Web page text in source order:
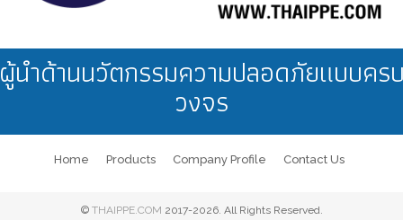
นำด้านนวัตกรรมความปลอดภัยแบบคร
วงจร
Home Products Company Profile Contact Us
© THAIPPE.COM 2017-2026. All Rights Reserved.